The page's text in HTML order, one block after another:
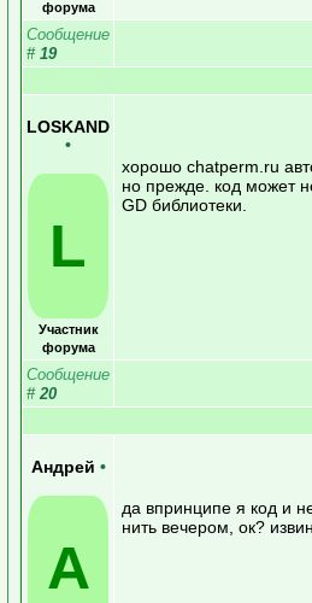
форума
Сообщение
# 19
LOSKAND
•
L
Участник
форума
хорошо chatperm.ru
но прежде. код может
GD библиотеки.
Сообщение
# 20
Андрей •
А
да впринципе я код и
нить вечером, ок?